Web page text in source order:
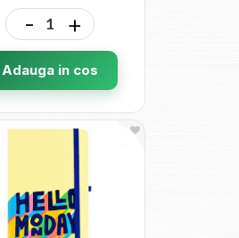
- +
Adauga in cos